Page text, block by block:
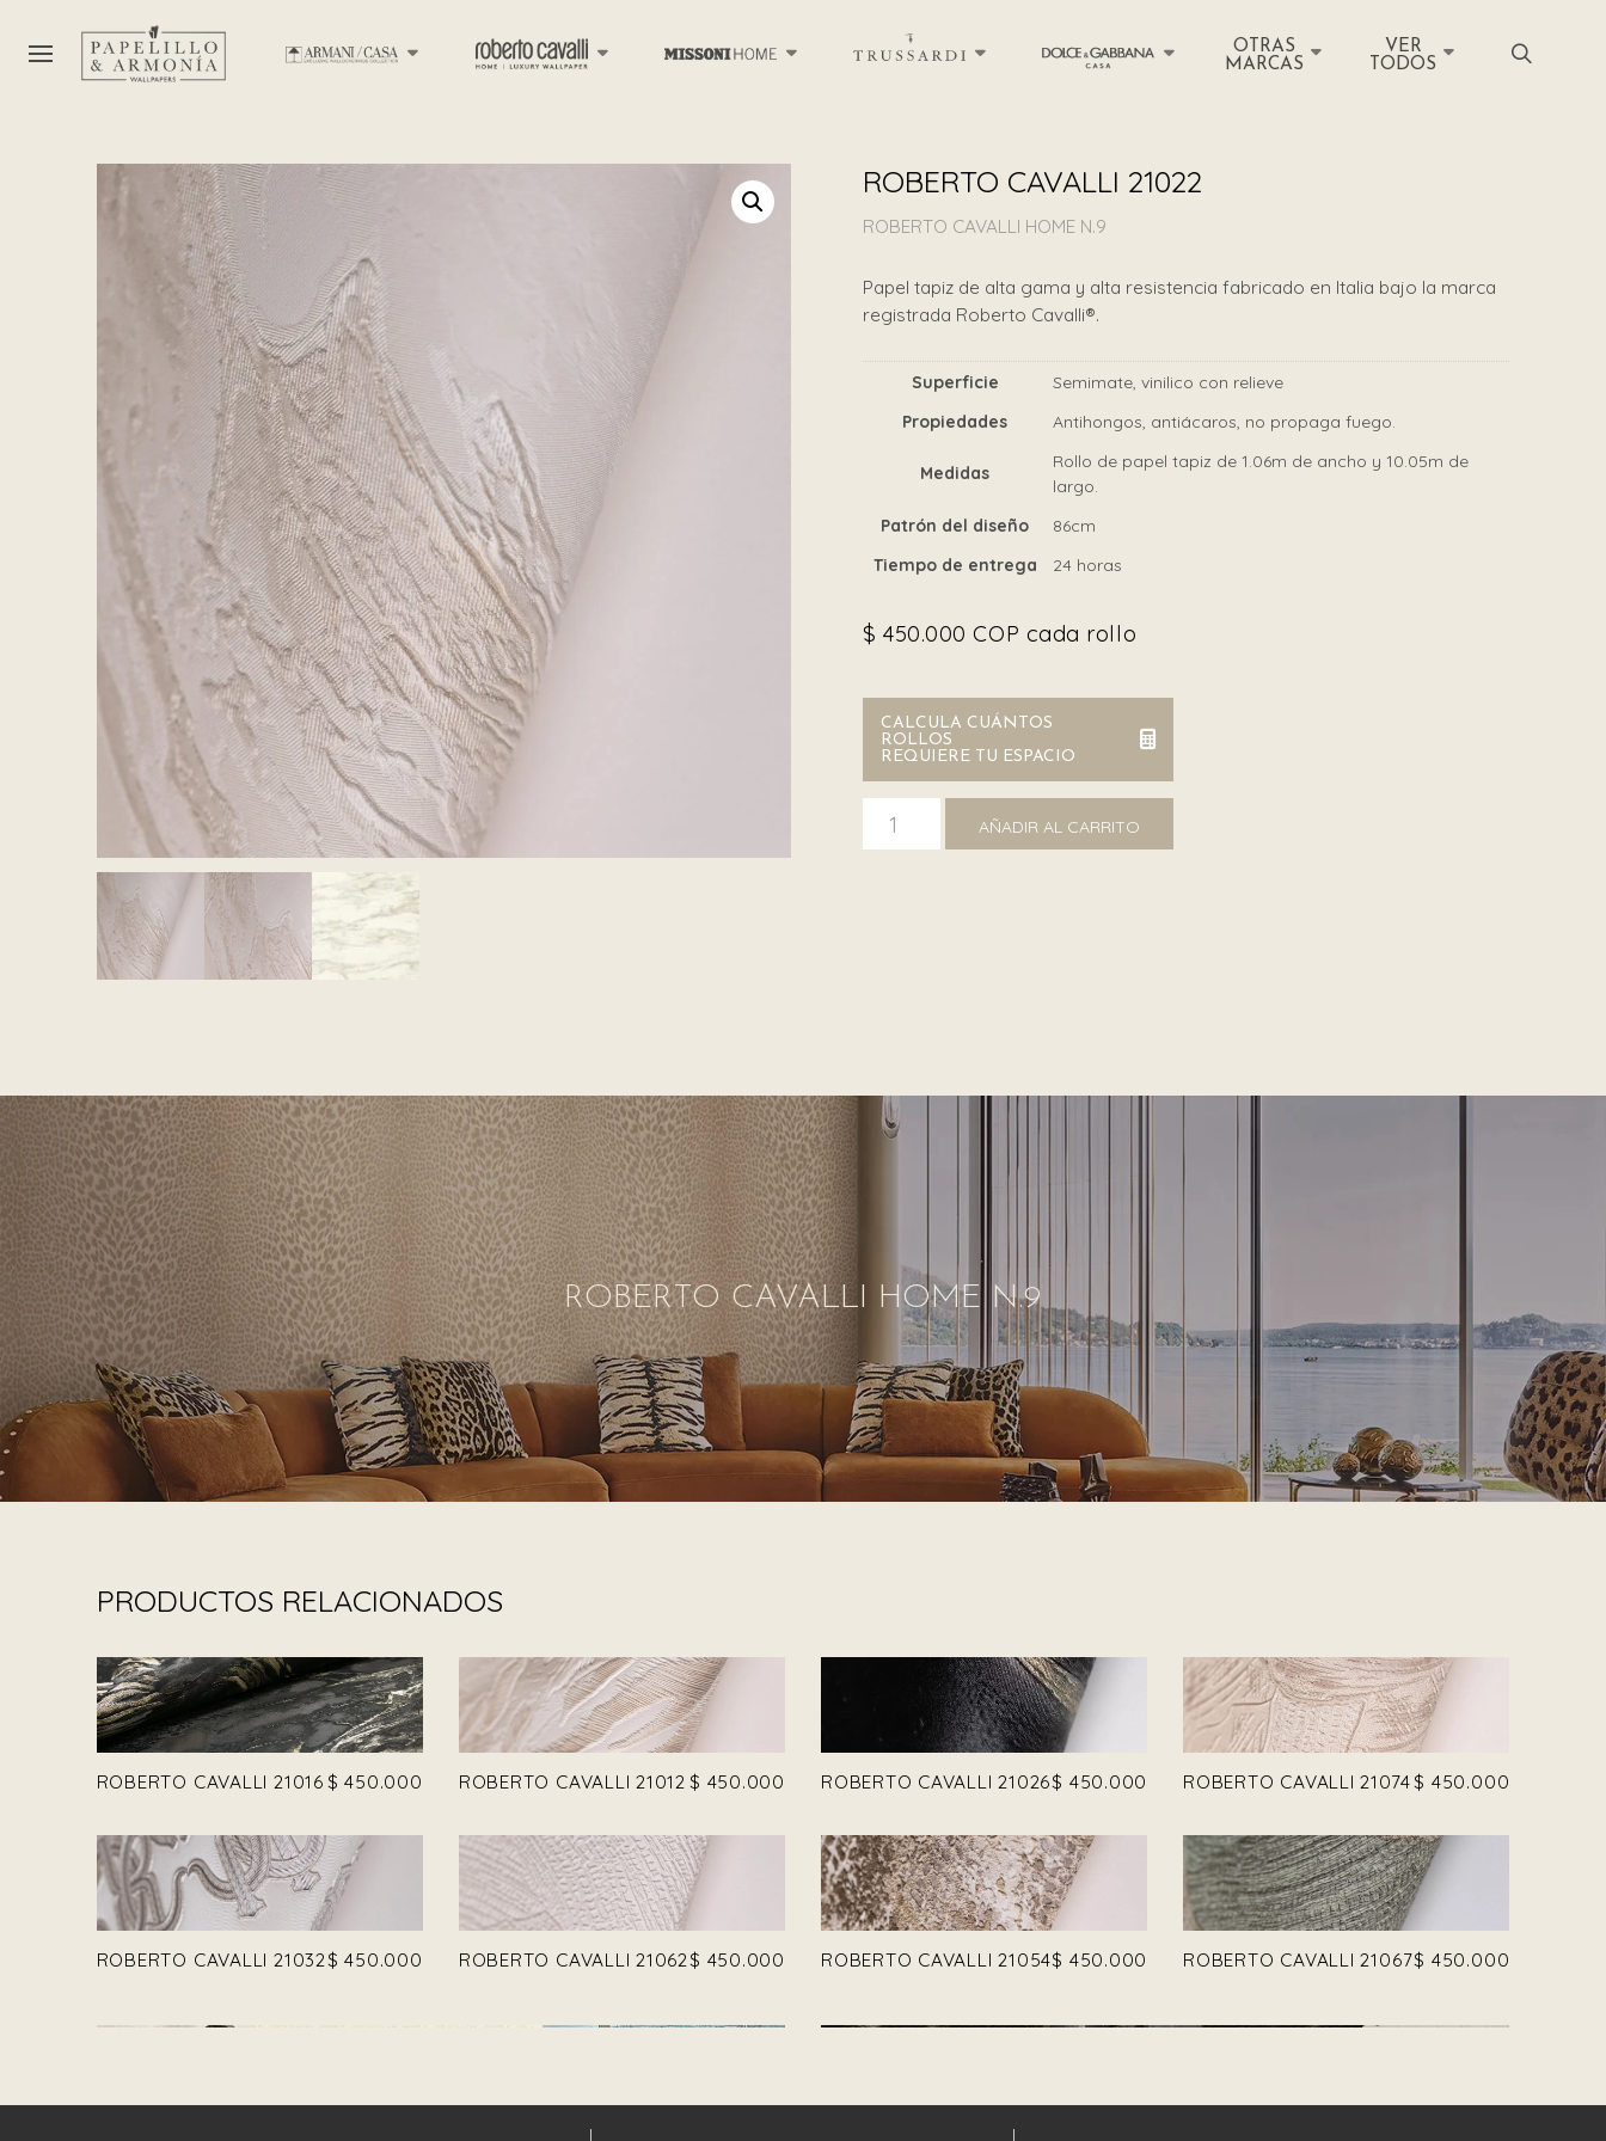
OTRAS
MARCAS
VER
TODOS
ROBERTO CAVALLI 21022
ROBERTO CAVALLI HOME N.9
Papel tapiz de alta gama y alta resistencia fabricado en Italia bajo la marca
registrada Roberto Cavalli®.
Superficie
Semimate, vinilico con relieve
Propiedades
Antihongos, antiácaros, no propaga fuego.
Medidas
Rollo de papel tapiz de 1.06m de ancho y 10.05m de
largo.
Patrón del diseño
86cm
Tiempo de entrega
24 horas
$ 450.000 COP cada rollo
CALCULA CUÁNTOS
ROLLOS
REQUIERE TU ESPACIO
AÑADIR AL CARRITO
ROBERTO CAVALLI HOME N.9
PRODUCTOS RELACIONADOS
ROBERTO CAVALLI 21016 $ 450.000 ROBERTO CAVALLI 21012 $ 450.000 ROBERTO CAVALLI 21026$ 450.000 ROBERTO CAVALLI 21074$ 450.000
ROBERTO CAVALLI 21032$ 450.000 ROBERTO CAVALLI 21062$ 450.000 ROBERTO CAVALLI 21054$ 450.000 ROBERTO CAVALLI 21067$ 450.000